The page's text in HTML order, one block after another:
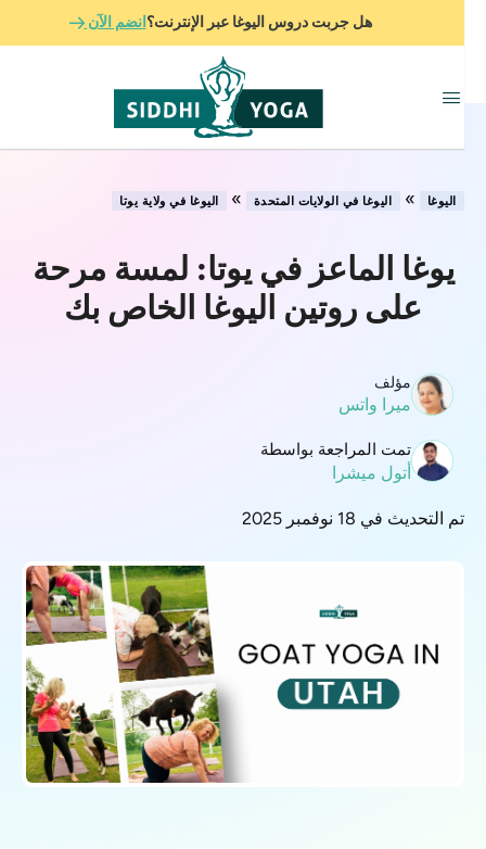
هل جربت دروس اليوغا عبر الإنترنت؟انضم الآن
اليوغا » اليوغا في الولايات المتحدة » اليوغا في ولاية يوتا
يوغا الماعز في يوتا: لمسة مرحة
على روتين اليوغا الخاص بك
مؤلف
ميرا واتس
تمت المراجعة بواسطة
أتول ميشرا
تم التحديث في 18 نوفمبر 2025